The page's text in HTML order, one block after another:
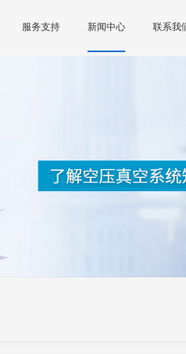
服务支持 新闻中心 联系我